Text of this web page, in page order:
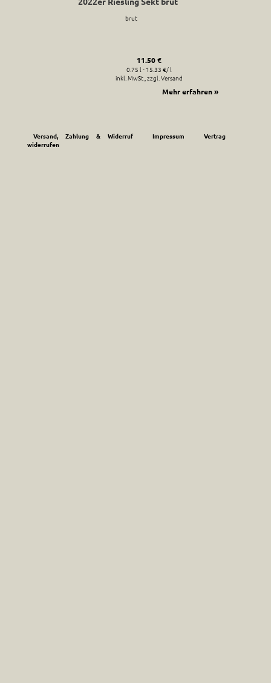
brut
11.50 €
0.75 l - 15.33 €/ l
inkl. MwSt., zzgl. Versand
Mehr erfahren »
Versand, Zahlung & Widerruf Impressum
Vertrag
widerrufen